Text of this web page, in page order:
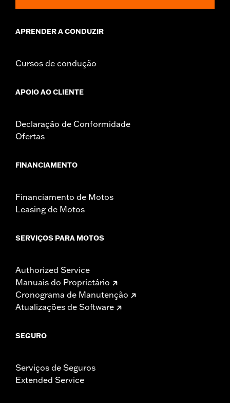
APRENDER A CONDUZIR
Cursos de condução
APOIO AO CLIENTE
Declaração de Conformidade
Ofertas
FINANCIAMENTO
Financiamento de Motos
Leasing de Motos
SERVIÇOS PARA MOTOS
Authorized Service
Manuais do Proprietário
Cronograma de Manutenção
Atualizações de Software
SEGURO
Serviços de Seguros
Extended Service